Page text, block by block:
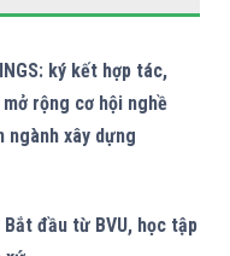
ký kết hợp tác,
rộng cơ hội nghề
ngành xây dựng
đầu từ BVU, học tập